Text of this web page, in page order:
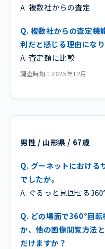
A. 複数社からの査定
Q. 複数社からの査定機
利だと感じる理由にな
A. 査定額に比較
調査時期：2025年12月
男性 / 山形県 / 67歳
Q. グーネットにおける
でしたか。
A. ぐるっと見回せる
Q. どの場面で360°回
か、他の画像閲覧方法
だけますか？